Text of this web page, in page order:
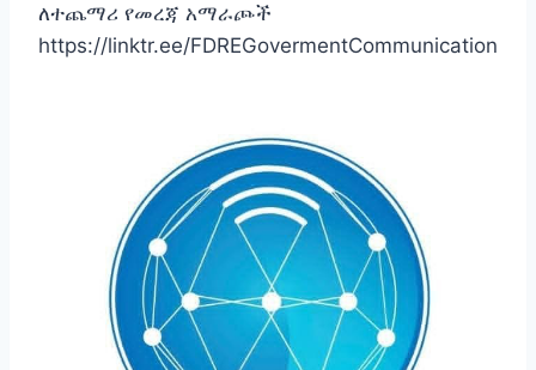
ለተጨማሪ የመረጃ አማራጮች
https://linktr.ee/FDREGovermentCommunication